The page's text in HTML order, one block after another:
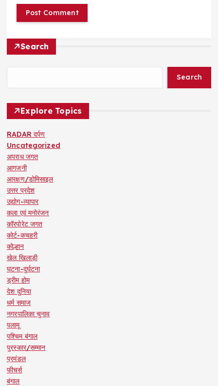
Search
Search
Explore Topics
RADAR दर्पण
Uncategorized
अपराध जगत
आगजनी
आरक्षण/डोमिसाइल
उत्तर प्रदेश
उद्योग-व्यापार
कला एवं मनोरंजन
कॉरपोरेट जगत
कोर्ट-कचहरी
कोल्हान
खेल खिलाड़ी
घटना-दुर्घटना
ड्रीम होम
देश दुनिया
धर्म समाज
नगरपालिका चुनाव
पलामू
पश्चिम बंगाल
पुरस्कार/सम्मान
प्रमंडल
फीचर्स
बंगाल